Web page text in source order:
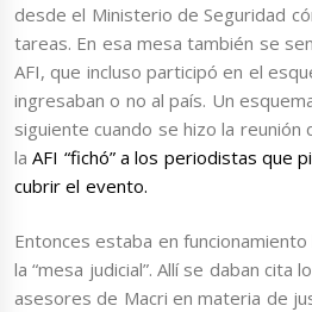
desde el Ministerio de Seguridad
tareas. En esa mesa también se
AFI, que incluso participó en el
ingresaban o no al país. Un
siguiente cuando se hizo la reunión
laAFI “fichó” a los periodistas que
cubrir el evento.
Entonces estaba en
la “mesa judicial”. Allí se daban cita
asesores de Macri en materia de